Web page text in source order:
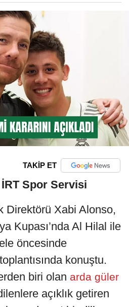
TAKİP ET
Spor Servisi
Direktörü Xabi Alonso,
Kupası’nda Al Hilal ile
öncesinde
konuştu.
biri olan arda güler
açıklık getiren